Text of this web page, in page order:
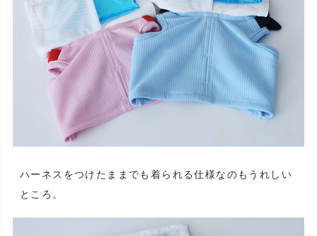
ハーネスをつけたままでも着られる仕様なのもうれしい
ところ。